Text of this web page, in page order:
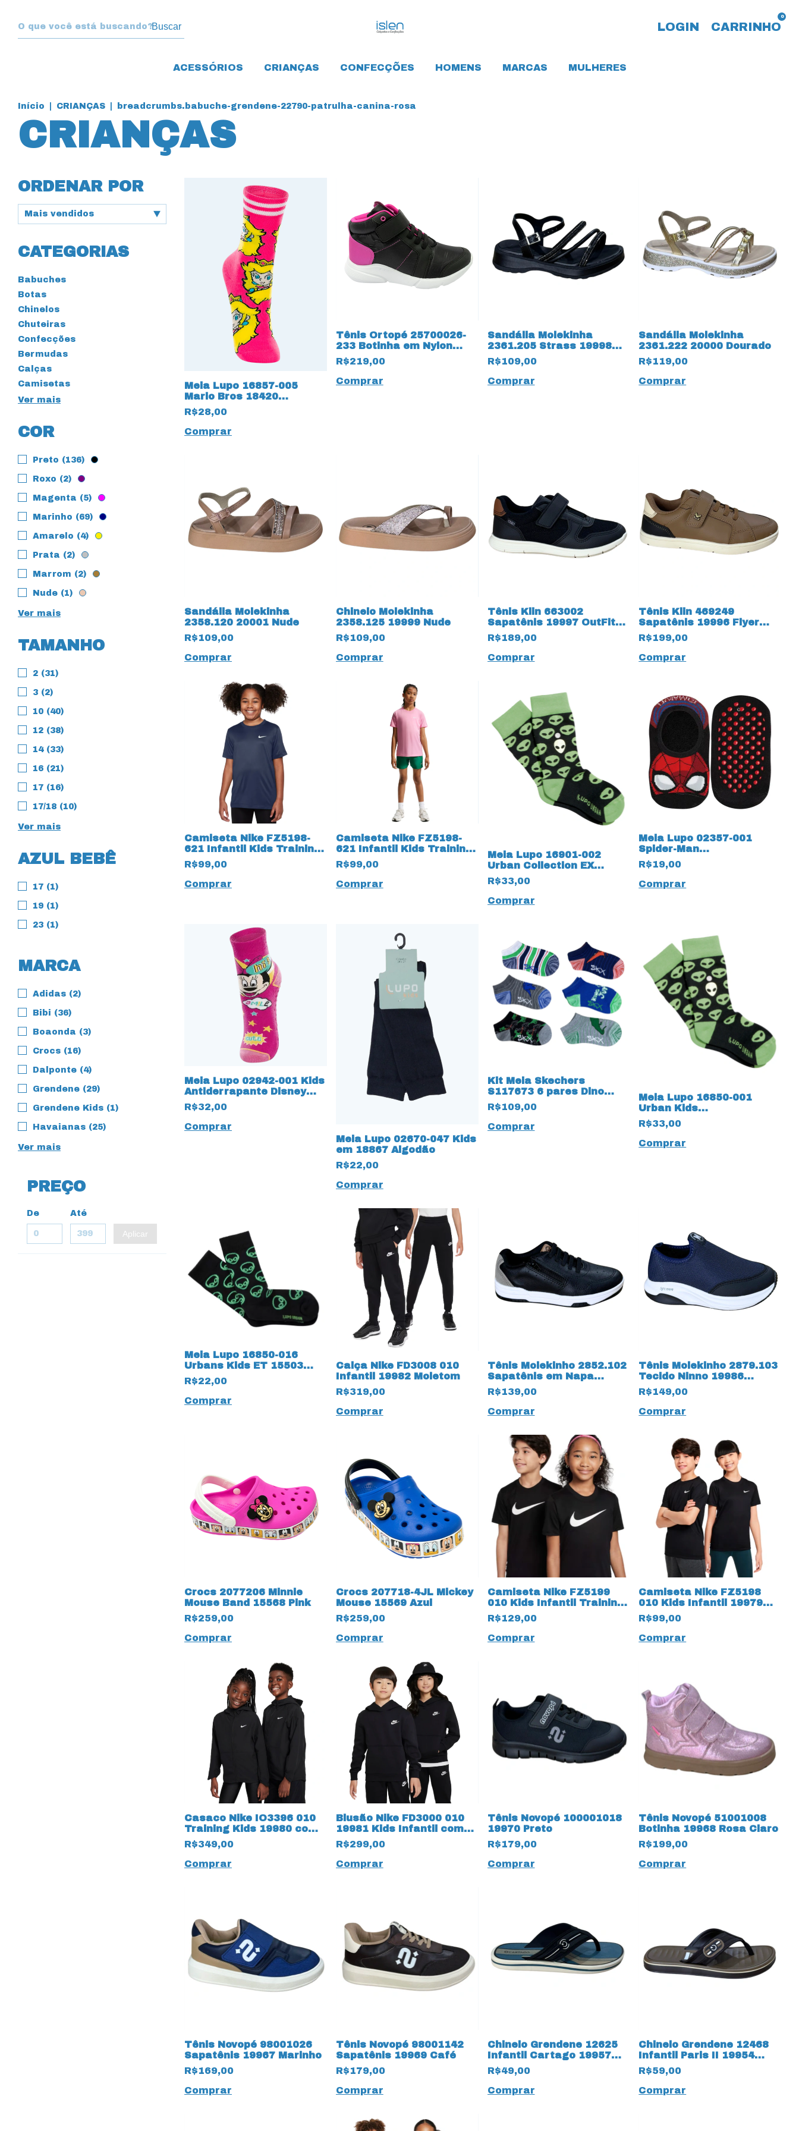
Buscar LOGIN CARRINHO
0
ACESSÓRIOS CRIANÇAS CONFECÇÕES HOMENS MARCAS MULHERES
Início CRIANÇAS breadcrumbs.babuche-grendene-22790-patrulha-canina-rosa
CRIANÇAS
ORDENAR POR
CATEGORIAS
Babuches
Botas
Chinelos
Chuteiras
Confecções
Bermudas
Calças
Camisetas
Ver mais
COR
Preto (136)
Roxo (2)
Magenta (5)
Marinho (69)
Amarelo (4)
Prata (2)
Marrom (2)
Nude (1)
Ver mais
TAMANHO
2 (31)
3 (2)
10 (40)
12 (38)
14 (33)
16 (21)
17 (16)
17/18 (10)
Ver mais
AZUL BEBÊ
17 (1)
19 (1)
23 (1)
MARCA
Adidas (2)
Bibi (36)
Boaonda (3)
Crocs (16)
Dalponte (4)
Grendene (29)
Grendene Kids (1)
Havaianas (25)
Ver mais
PREÇO
De Até
Aplicar
Meia Lupo 16857-005
Mario Bros 18420
Princesa
R$28,00
Comprar
Tênis Ortopé 25700026-
233 Botinha em Nylon
com Velcro 15639 Preto
R$219,00
Comprar
Sandália Molekinha
2361.205 Strass 19998
Preto
R$109,00
Comprar
Sandália Molekinha
2361.222 20000 Dourado
R$119,00
Comprar
Sandália Molekinha
2358.120 20001 Nude
R$109,00
Comprar
Chinelo Molekinha
2358.125 19999 Nude
R$109,00
Comprar
Tênis Klin 663002
Sapatênis 19997 OutFit
Kids
R$189,00
Comprar
Tênis Klin 469249
Sapatênis 19996 Flyer
Kids
R$199,00
Comprar
Camiseta Nike FZ5198-
621 Infantil Kids Training
19994 Marinho
R$99,00
Comprar
Camiseta Nike FZ5198-
621 Infantil Kids Training
19995 Rosa
R$99,00
Comprar
Meia Lupo 16901-002
Urban Collection EX
Extraterrestre Verde que
Brilha no escuro 16901
R$33,00
Comprar
Meia Lupo 02357-001
Spider-Man
antiderrapante Preto
R$19,00
Comprar
Meia Lupo 02942-001 Kids
Antiderrapante Disney
18620 Rosa
R$32,00
Comprar
Meia Lupo 02670-047 Kids
em 18867 Algodão
R$22,00
Comprar
Kit Meia Skechers
S117673 6 pares Dino
Stripe 18113 Infantil
R$109,00
Comprar
Meia Lupo 16850-001
Urban Kids
ExtraTerrestre que 12176
Brilha no Escuro
R$33,00
Comprar
Meia Lupo 16850-016
Urbans Kids ET 15503
Preto
R$22,00
Comprar
Calça Nike FD3008 010
Infantil 19982 Moletom
R$319,00
Comprar
Tênis Molekinho 2852.102
Sapatênis em Napa
Vermont 19987 Preto
R$139,00
Comprar
Tênis Molekinho 2879.103
Tecido Ninno 19986
Marinho
R$149,00
Comprar
Crocs 2077206 Minnie
Mouse Band 15568 Pink
R$259,00
Comprar
Crocs 207718-4JL Mickey
Mouse 15569 Azul
R$259,00
Comprar
Camiseta Nike FZ5199
010 Kids Infantil Training
19978 Dry
R$129,00
Comprar
Camiseta Nike FZ5198
010 Kids Infantil 19979
Training
R$99,00
Comprar
Casaco Nike IO3396 010
Training Kids 19980 com
Capuz
R$349,00
Comprar
Blusão Nike FD3000 010
19981 Kids Infantil com
Bolso Canguru e Capuz
R$299,00
Comprar
Tênis Novopé 100001018
19970 Preto
R$179,00
Comprar
Tênis Novopé 51001008
Botinha 19968 Rosa Claro
R$199,00
Comprar
Tênis Novopé 98001026
Sapatênis 19967 Marinho
R$169,00
Comprar
Tênis Novopé 98001142
Sapatênis 19969 Café
R$179,00
Comprar
Chinelo Grendene 12625
Infantil Cartago 19957
Palermo
R$49,00
Comprar
Chinelo Grendene 12468
Infantil Paris II 19954
Marrom
R$59,00
Comprar